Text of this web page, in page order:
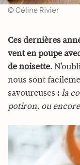
© Céline Rivier
Ces dernières
vent en poupe
de noisette.
nous sont
savoureuses : la
potiron, ou